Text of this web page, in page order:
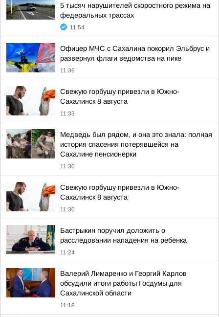
5 тысяч нарушителей скоростного режима на
федеральных трассах
11:54
Офицер МЧС с Сахалина покорил Эльбрус и
развернул флаги ведомства на пике
11:36
Свежую горбушу привезли в Южно-
Сахалинск 8 августа
11:33
Медведь был рядом, и она это знала: полная
история спасения потерявшейся на
Сахалине пенсионерки
11:30
Свежую горбушу привезли в Южно-
Сахалинск 8 августа
11:30
Бастрыкин поручил доложить о
расследовании нападения на ребёнка
11:24
Валерий Лимаренко и Георгий Карлов
обсудили итоги работы Госдумы для
Сахалинской области
11:18